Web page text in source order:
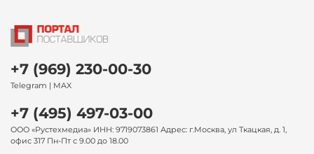
+7 (969) 230-00-30
Telegram | MAX
+7 (495) 497-03-00
ООО «Рустехмедиа» ИНН: 9719073861 Адрес: г.Москва, ул Ткацкая, д. 1,
офис 317 Пн-Пт с 9.00 до 18.00